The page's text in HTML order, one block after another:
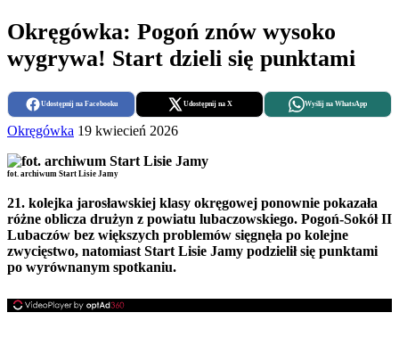
Okręgówka: Pogoń znów wysoko
wygrywa! Start dzieli się punktami
Udostępnij na Facebooku Udostępnij na X Wyślij na WhatsApp
Okręgówka 19 kwiecień 2026
fot. archiwum Start Lisie Jamy
21. kolejka jarosławskiej klasy okręgowej ponownie pokazała
różne oblicza drużyn z powiatu lubaczowskiego. Pogoń-Sokół II
Lubaczów bez większych problemów sięgnęła po kolejne
zwycięstwo, natomiast Start Lisie Jamy podzielił się punktami
po wyrównanym spotkaniu.